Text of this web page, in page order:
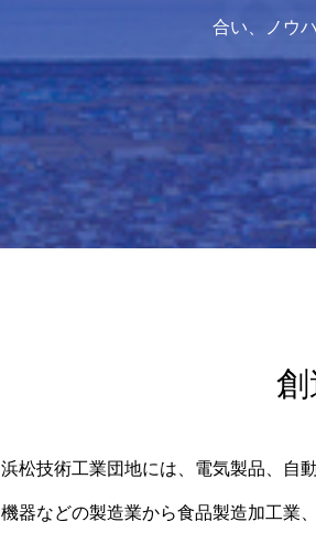
合い、ノウ
浜松技術工業団地には、電気製品、自
機器などの製造業から食品製造加工業